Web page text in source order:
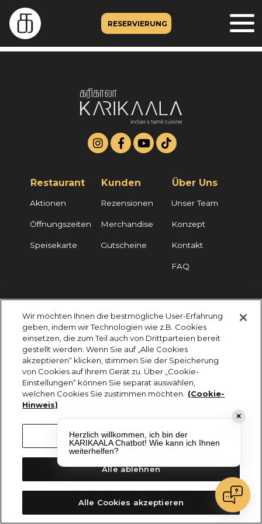
RESERVIERUNG
Restaurant
Aktionen
Öffnungszeiten
Speisekarte
Kunden
Rezensionen
Merchandise
Gutscheine
Über Uns
Unser Team
Konzept
Kontakt
FAQ
KARIKAALA ©2026 - Saily Food Service GmbH
Alle Rechte vorbehalten
✕
Herzlich willkommen, ich bin der
KARIKAALA Chatbot! Wie kann ich Ihnen
weiterhelfen?
Wir möchten Ihnen die bestmögliche User-Erfahrung
geben, indem wir Technologien wie z.B. Cookies
einsetzen, die zum Teil auch von Drittparteien bereit
gestellt werden. Wenn Sie auf „Alle Cookies
akzeptieren“ klicken, stimmen Sie der Speicherung
von Cookies auf Ihrem Gerät zu. Über „Cookie-
Einstellungen“ können Sie separat auswählen,
welchen Cookies Sie zustimmen möchten.
(Cookie-
Hinweis)
Cookie-Einstellungen
Alle ablehnen
Alle Cookies akzeptieren